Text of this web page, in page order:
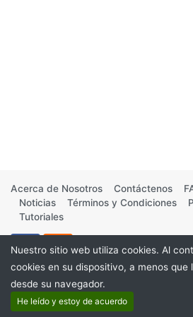
Acerca de Nosotros Contáctenos
Noticias
Términos y Condiciones
Tutoriales
Nuestro sitio web utiliza cookies. Al
cookies en su dispositivo, a menos que
desde su navegador.
He leído y estoy de acuerdo